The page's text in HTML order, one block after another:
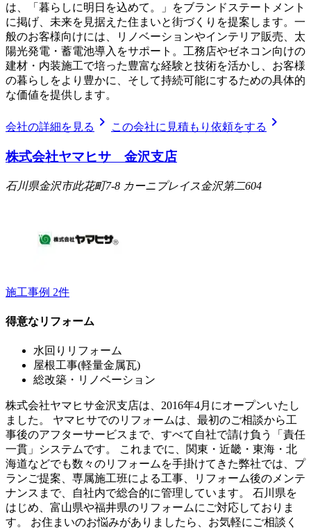
は、「暮らしに明日を込めて。」をブランドステートメント
に掲げ、未来を見据えた住まいと街づくりを提案します。一
般のお客様向けには、リノベーションやインテリア販売、太
陽光発電・蓄電池導入をサポート。工務店やゼネコン向けの
建材・内装施工で培った豊富な経験と技術を活かし、お客様
の暮らしをより豊かに、そして持続可能にするための具体的
な価値を提供します。
会社の詳細を見る chevron_right この会社に見積もり依頼をする chevron_right
株式会社ヤマヒサ 金沢支店
石川県金沢市此花町7-8 カーニプレイス金沢第二604
施工事例 2件
得意なリフォーム
水回りリフォーム
屋根工事(軽量金属瓦)
総改築・リノベーション
株式会社ヤマヒサ金沢支店は、2016年4月にオープンいたし
ました。 ヤマヒサでのリフォームは、最初のご相談から工
事後のアフターサービスまで、すべて自社で請け負う「責任
一貫」システムです。 これまでに、関東・近畿・東海・北
海道などでも数々のリフォームを手掛けてきた弊社では、プ
ランご提案、専属施工班による工事、リフォーム後のメンテ
ナンスまで、自社内で総合的に管理しています。 石川県を
はじめ、富山県や福井県のリフォームにご対応しておりま
す。 お住まいのお悩みがありましたら、お気軽にご相談く